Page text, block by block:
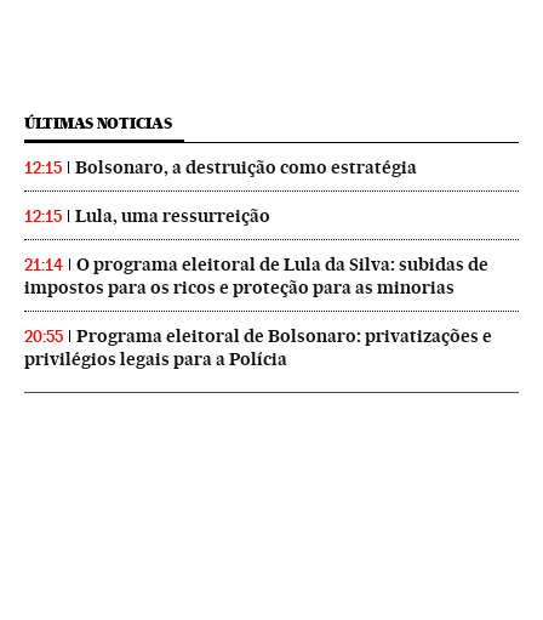
ÚLTIMAS NOTICIAS
12:15 Bolsonaro, a destruição como estratégia
12:15 Lula, uma ressurreição
21:14
O programa eleitoral de Lula da Silva: subidas de
impostos para os ricos e proteção para as minorias
20:55
Programa eleitoral de Bolsonaro: privatizações e
privilégios legais para a Polícia